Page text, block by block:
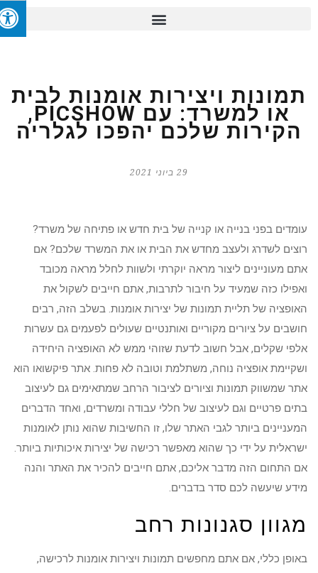
תמונות ויצירות אומנות לבית
או למשרד: עם PICSHOW,
הקירות שלכם יהפכו לגלריה
עומדים בפני בנייה או קנייה של בית חדש או פתיחה של משרד?
רוצים לשדרג ולעצב מחדש את הבית או את המשרד שלכם? אם
אתם מעוניינים ליצור מראה יוקרתי ולשוות לחלל מראה מכובד
ואפילו כזה שמעיד על חיבור לתרבות, אתם חייבים לשקול את
האופציה של תליית תמונות של יצירות אומנות. בשלב הזה, רבים
חושבים על ציורים מקוריים ואותנטיים שעולים לפעמים גם עשרות
אלפי שקלים, אבל חשוב לדעת שזוהי ממש לא האופציה היחידה
ושקיימת אופציה נוחה, משתלמת וטובה לא פחות. אתר פיקשואו הוא
אתר שמשווק תמונות וציורים לציבור הרחב שמתאימים גם לעיצוב
בתים פרטיים וגם לעיצוב של חללי עבודה ומשרדים, ואחד הדברים
המעניינים ביותר לגבי האתר שלו, זו החשיבות שהוא נותן לאומנות
ישראלית על ידי כך שהוא מאפשר רכישה של יצירות איכותיות ביותר.
אם התחום הזה מדבר אליכם, אתם חייבים להכיר את האתר והנה
מידע שיעשה לכם סדר בדברים.
מגוון סגנונות רחב
באופן כללי, אם אתם מחפשים תמונות ויצירות אומנות לרכישה,